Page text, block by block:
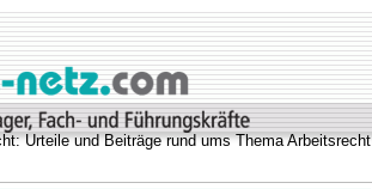
Urteile und Beiträge rund ums Thema Arbeitsrecht